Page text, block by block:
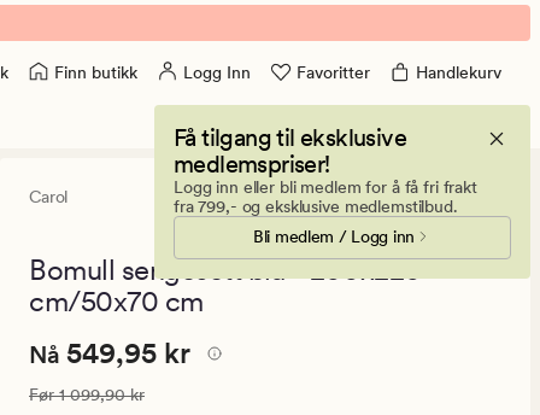
Finn butikk Logg Inn Favoritter Handlekurv
Få tilgang til eksklusive
medlemspriser!
Logg inn eller bli medlem for å få fri frakt
fra 799,- og eksklusive medlemstilbud.
Bli medlem / Logg inn
Carol
296
anmeldelser
med
en
4.5 (296)
Bomull sengesett blå - 200x220
cm/50x70 cm
Nåværende
549,95
Nåværende pris
Nå 549,95 kr
Vanlig pris 1 099,90 kr
Før1 099,90 kr